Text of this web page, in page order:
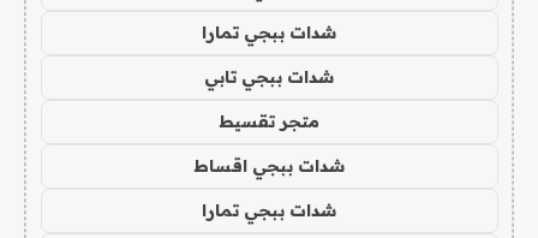
شدات ببجي تمارا
شدات ببجي تابي
متجر تقسيط
شدات ببجي اقساط
شدات ببجي تمارا